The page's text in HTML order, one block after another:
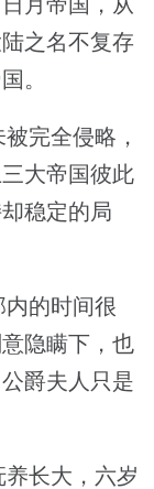
之名不复存
。
完全侵略，
大帝国彼此
稳定的局
的时间很
隐瞒下，也
爵夫人只是
长大，六岁